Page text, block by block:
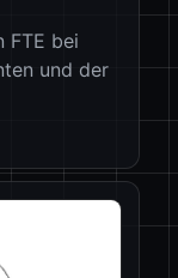
FTE bei
und der